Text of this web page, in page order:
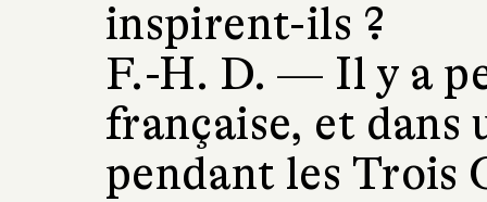
inspirent-ils ?
F.-H. D. — Il y a
française, et dans
pendant les Trois